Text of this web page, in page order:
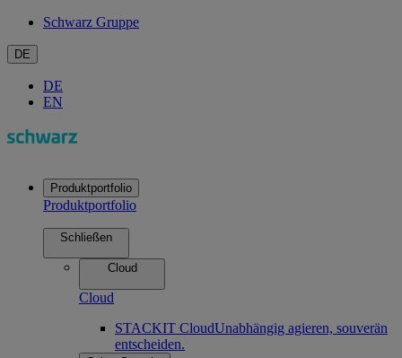
Schwarz Gruppe
DE
DE
EN
Produktportfolio
Produktportfolio
Schließen
Cloud
Cloud
STACKIT CloudUnabhängig agieren, souverän
entscheiden.